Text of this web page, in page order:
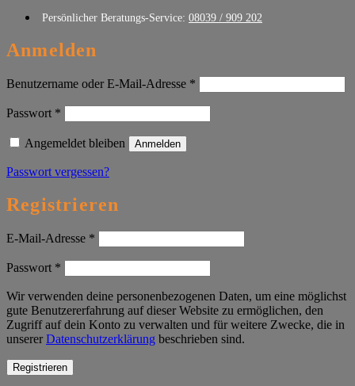
Persönlicher Beratungs-Service: 08039 / 909 202
Anmelden
Benutzername oder E-Mail-Adresse *
Passwort *
Angemeldet bleiben Anmelden
Passwort vergessen?
Registrieren
E-Mail-Adresse *
Passwort *
Wir verwenden deine personenbezogenen Daten, um eine möglichst
gute Benutzererfahrung auf dieser Website zu ermöglichen, den
Zugriff auf dein Konto zu verwalten und für weitere Zwecke, die in
unserer Datenschutzerklärung beschrieben sind.
Registrieren